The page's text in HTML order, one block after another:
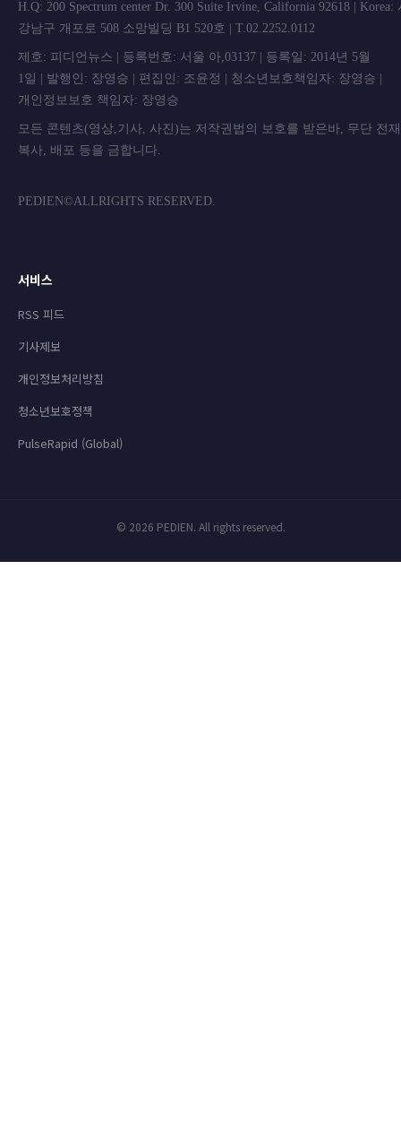
H.Q: 200 Spectrum center Dr. 300 Suite Irvine, California 92618 | Korea:
강남구 개포로 508 소망빌딩 B1 520호 | T.02.2252.0112
제호: 피디언뉴스 | 등록번호: 서울 아,03137 | 등록일: 2014년 5월
1일 | 발행인: 장영승 | 편집인: 조윤정 | 청소년보호책임자: 장영승 |
개인정보보호 책임자: 장영승
모든 콘텐츠(영상,기사, 사진)는 저작권법의 보호를 받은바, 무단 전
복사, 배포 등을 금합니
PEDIEN©ALLRIGHTS RESERVED.
서비스
RSS 피드
기사제보
개인정보처리방침
청소년보호정책
PulseRapid (Global)
© 2026 PEDIEN. All rights reserved.